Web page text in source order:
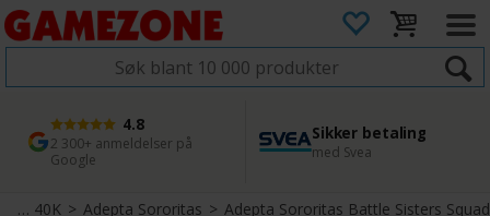
4.8
2 300+ anmeldelser på
Google
Sikker betaling
med Svea
1 dags levering
Bestill innen kl. 12
45 dager returfrist
Enkel retur
Warhammer 40K>Adepta Sororitas>Adepta Sororitas Battle Sisters Squad